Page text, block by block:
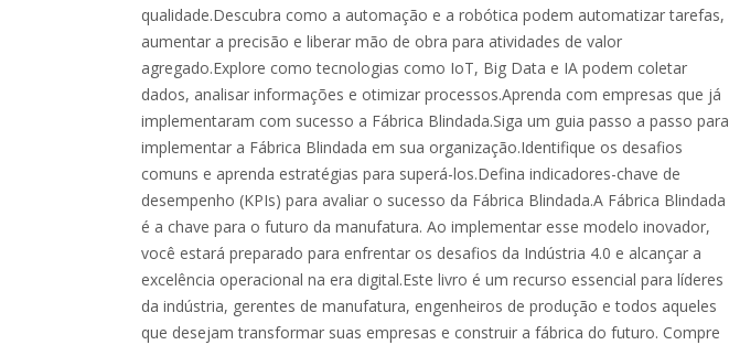
qualidade.Descubra como a automação e a robótica podem automatizar tarefas,
aumentar a precisão e liberar mão de obra para atividades de valor
agregado.Explore como tecnologias como IoT, Big Data e IA podem coletar
dados, analisar informações e otimizar processos.Aprenda com empresas que já
implementaram com sucesso a Fábrica Blindada.Siga um guia passo a passo para
implementar a Fábrica Blindada em sua organização.Identifique os desafios
comuns e aprenda estratégias para superá-los.Defina indicadores-chave de
desempenho (KPIs) para avaliar o sucesso da Fábrica Blindada.A Fábrica Blindada
é a chave para o futuro da manufatura. Ao implementar esse modelo inovador,
você estará preparado para enfrentar os desafios da Indústria 4.0 e alcançar a
excelência operacional na era digital.Este livro é um recurso essencial para líderes
da indústria, gerentes de manufatura, engenheiros de produção e todos aqueles
que desejam transformar suas empresas e construir a fábrica do futuro. Compre